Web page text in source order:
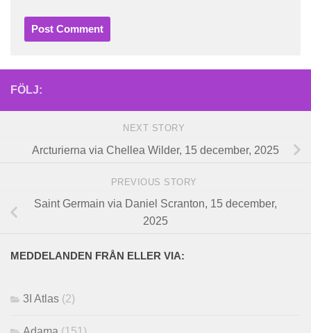
FÖLJ:
NEXT STORY
Arcturierna via Chellea Wilder, 15 december, 2025
PREVIOUS STORY
Saint Germain via Daniel Scranton, 15 december,
2025
MEDDELANDEN FRÅN ELLER VIA:
3I Atlas (2)